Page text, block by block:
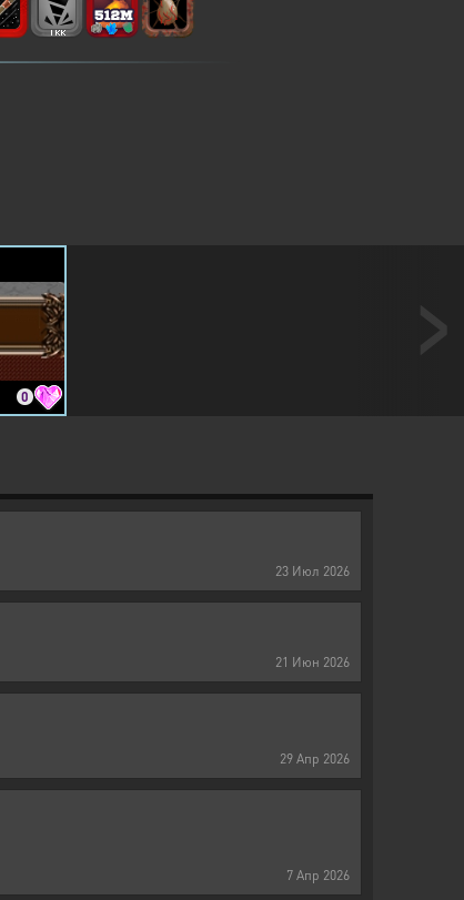
0
23 Июл 2026
21 Июн 2026
29 Апр 2026
7 Апр 2026